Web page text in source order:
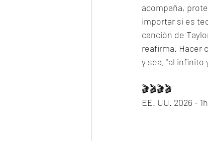
acompaña,
importar si es
canción de
reafirma. Hacer
y sea, "al infinito
🎬🎬🎬🎬
EE. UU. 2026 -